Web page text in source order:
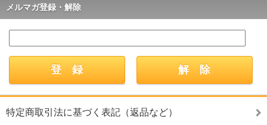
メルマガ登録・解除
特定商取引法に基づく表記（返品など）